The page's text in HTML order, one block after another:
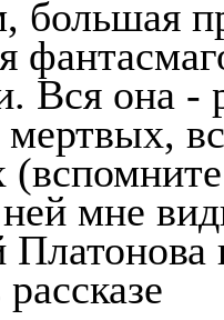
большая
Вся она
мне